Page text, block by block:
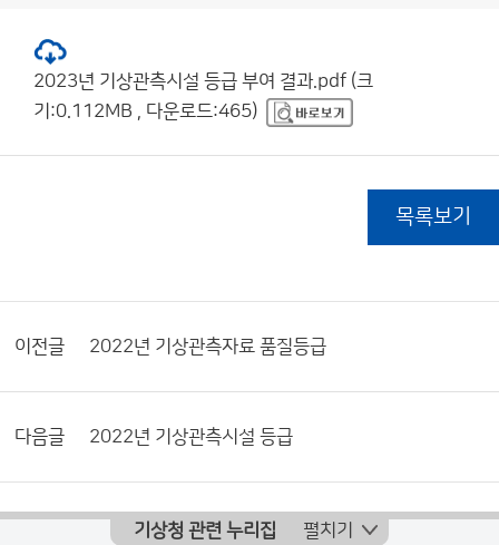
2023년 기상관측시설 등급 부여 결과.pdf (크
기:0.112MB , 다운로드:465)
목록보기
이전글 2022년 기상관측자료 품질등급
다음글 2022년 기상관측시설 등급
기상청 관련 누리집 펼치기